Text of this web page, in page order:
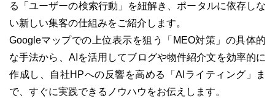
03-6689-1791
る「ユーザーの検索行動」を紐解き、ポータルに依存しな
い新しい集客の仕組みをご紹介します。
Googleマップでの上位表示を狙う「MEO対策」の具体的
な手法から、AIを活用してブログや物件紹介文を効率的に
作成し、自社HPへの反響を高める「AIライティング」ま
で、すぐに実践できるノウハウをお伝えします。